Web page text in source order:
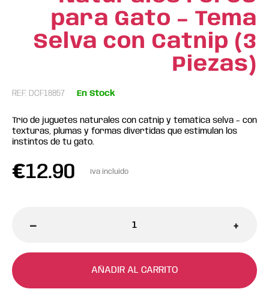
para Gato – Tema
Selva con Catnip (3
Piezas)
REF: DCF18857 En Stock
Trío de juguetes naturales con catnip y temática selva – con
texturas, plumas y formas divertidas que estimulan los
instintos de tu gato.
€12.90 Iva incluido
- +
AÑADIR AL CARRITO